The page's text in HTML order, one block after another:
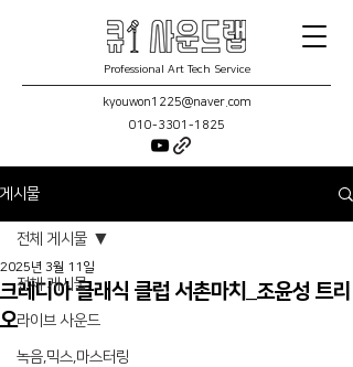
Professional Art Tech Service
kyouwon1225@naver.com
010-3301-1825
게시물
전체 게시물
라이브 사운드
녹음,믹스,마스터링
전체 게시물
크레디아 클래식 클럽 서촌마치_조윤성 트리
오
2025년 3월 11일